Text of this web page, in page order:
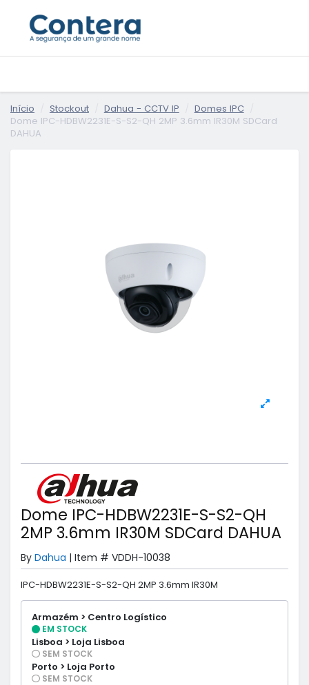
Início Stockout Dahua - CCTV IP
Domes IPC
Dome IPC-HDBW2231E-S-S2-QH 2MP 3.6mm IR30M SDCard
DAHUA
Dome IPC-HDBW2231E-S-S2-QH
2MP 3.6mm IR30M SDCard DAHUA
By Dahua | Item # VDDH-10038
IPC-HDBW2231E-S-S2-QH 2MP 3.6mm IR30M
Armazém > Centro Logístico
EM STOCK
Lisboa > Loja Lisboa
SEM STOCK
Porto > Loja Porto
SEM STOCK